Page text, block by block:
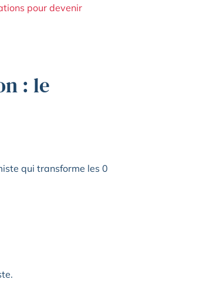
pour devenir
: le
qui transforme les 0